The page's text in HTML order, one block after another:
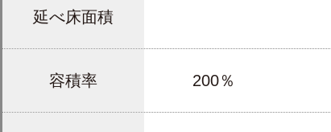
延べ床面積
容積率 200％